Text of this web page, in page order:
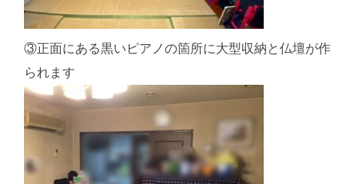
③正面にある黒いピアノの箇所に大型収納と仏壇が作
られます